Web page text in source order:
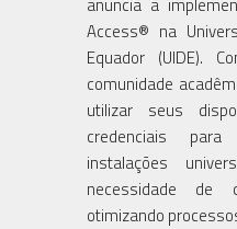
Access® na
Equador (UIDE).
comunidade
utilizar seus
credenciais
instalações
necessidade de
otimizando